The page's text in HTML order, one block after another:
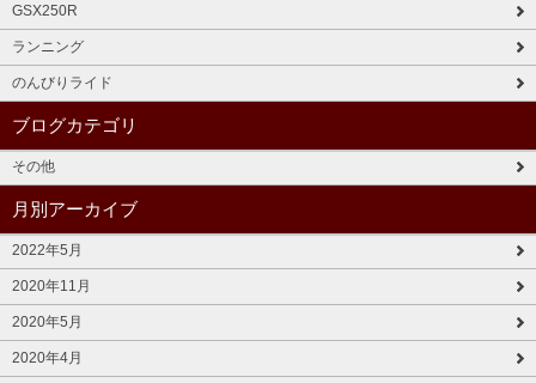
GSX250R
ランニング
のんびりライド
ブログカテゴリ
その他
月別アーカイブ
2022年5月
2020年11月
2020年5月
2020年4月